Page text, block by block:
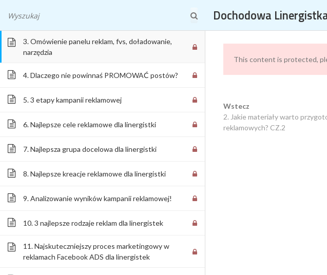
WSZYSTKO O SOCIAL MEDIA W JEDNYM
DOCHODOWA LINERGISTKA – JAK
MAKIJAŻ PERMANENTNY?
Dochodowa
This content is protected,
Wstecz
2. Jakie materiały warto
reklamowych? CZ.2
kampanii reklamowych? CZ.2
3. Omówienie panelu reklam, fvs, doładowanie,
narzędzia
4. Dlaczego nie powinnaś PROMOWAĆ postów?
5. 3 etapy kampanii reklamowej
6. Najlepsze cele reklamowe dla linergistki
7. Najlepsza grupa docelowa dla linergistki
8. Najlepsze kreacje reklamowe dla linergistki
9. Analizowanie wyników kampanii reklamowej!
10. 3 najlepsze rodzaje reklam dla linergistek
11. Najskuteczniejszy proces marketingowy w
reklamach Facebook ADS dla linergistek